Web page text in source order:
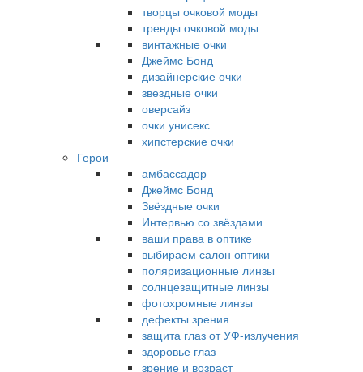
творцы очковой моды
тренды очковой моды
винтажные очки
Джеймс Бонд
дизайнерские очки
звездные очки
оверсайз
очки унисекс
хипстерские очки
Герои
амбассадор
Джеймс Бонд
Звёздные очки
Интервью со звёздами
ваши права в оптике
выбираем салон оптики
поляризационные линзы
солнцезащитные линзы
фотохромные линзы
дефекты зрения
защита глаз от УФ-излучения
здоровье глаз
зрение и возраст